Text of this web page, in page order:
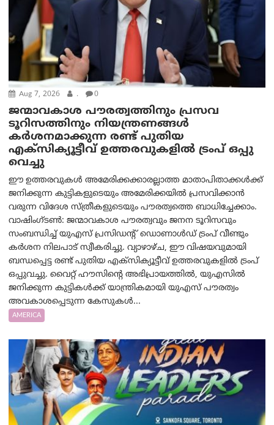
Aug 7, 2026 . 0
ജന്മാവകാശ പൗരത്വത്തിനും പ്രസവ
ടൂറിസത്തിനും നിയന്ത്രണങ്ങൾ
കർശനമാക്കുന്ന രണ്ട് പുതിയ
എക്സിക്യൂട്ടീവ് ഉത്തരവുകളിൽ ട്രംപ് ഒപ്പു
വെച്ചു
ഈ ഉത്തരവുകൾ അമേരിക്കക്കാരല്ലാത്ത മാതാപിതാക്കൾക്ക്
ജനിക്കുന്ന കുട്ടികളുടെയും അമേരിക്കയിൽ പ്രസവിക്കാൻ
വരുന്ന വിദേശ സ്ത്രീകളുടെയും പൗരത്വത്തെ ബാധിച്ചേക്കാം.
വാഷിംഗ്ടണ്‍: ജന്മാവകാശ പൗരത്വവും ജനന ടൂറിസവും
സംബന്ധിച്ച് യുഎസ് പ്രസിഡന്റ് ഡൊണാൾഡ് ട്രംപ് വീണ്ടും
കർശന നിലപാട് സ്വീകരിച്ചു. വ്യാഴാഴ്ച, ഈ വിഷയവുമായി
ബന്ധപ്പെട്ട രണ്ട് പുതിയ എക്സിക്യൂട്ടീവ് ഉത്തരവുകളിൽ ട്രംപ്
ഒപ്പുവച്ചു. വൈറ്റ് ഹൗസിന്റെ അഭിപ്രായത്തിൽ, യുഎസിൽ
ജനിക്കുന്ന കുട്ടികൾക്ക് യാന്ത്രികമായി യുഎസ് പൗരത്വം
അവകാശപ്പെടുന്ന കേസുകൾ...
AMERICA